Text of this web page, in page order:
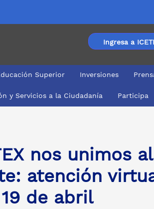
Ingresa a
Superior Inversiones
y Servicios a la Ciudadanía Participa
nos unimos
atención
de abril